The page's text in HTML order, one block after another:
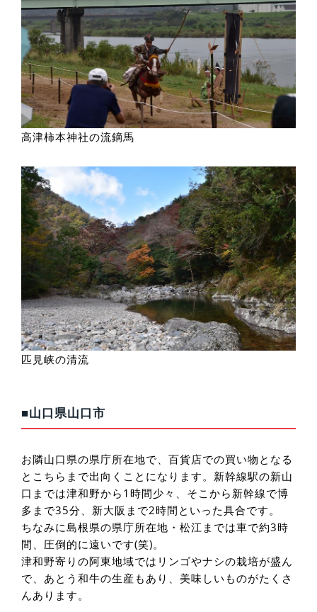
高津柿本神社の流鏑馬
匹見峡の清流
■山口県山口市
お隣山口県の県庁所在地で、百貨店での買い物となる
とこちらまで出向くことになります。新幹線駅の新山
口までは津和野から1時間少々、そこから新幹線で博
多まで35分、新大阪まで2時間といった具合です。
ちなみに島根県の県庁所在地・松江までは車で約3時
間、圧倒的に遠いです(笑)。
津和野寄りの阿東地域ではリンゴやナシの栽培が盛ん
で、あとう和牛の生産もあり、美味しいものがたくさ
んあります。